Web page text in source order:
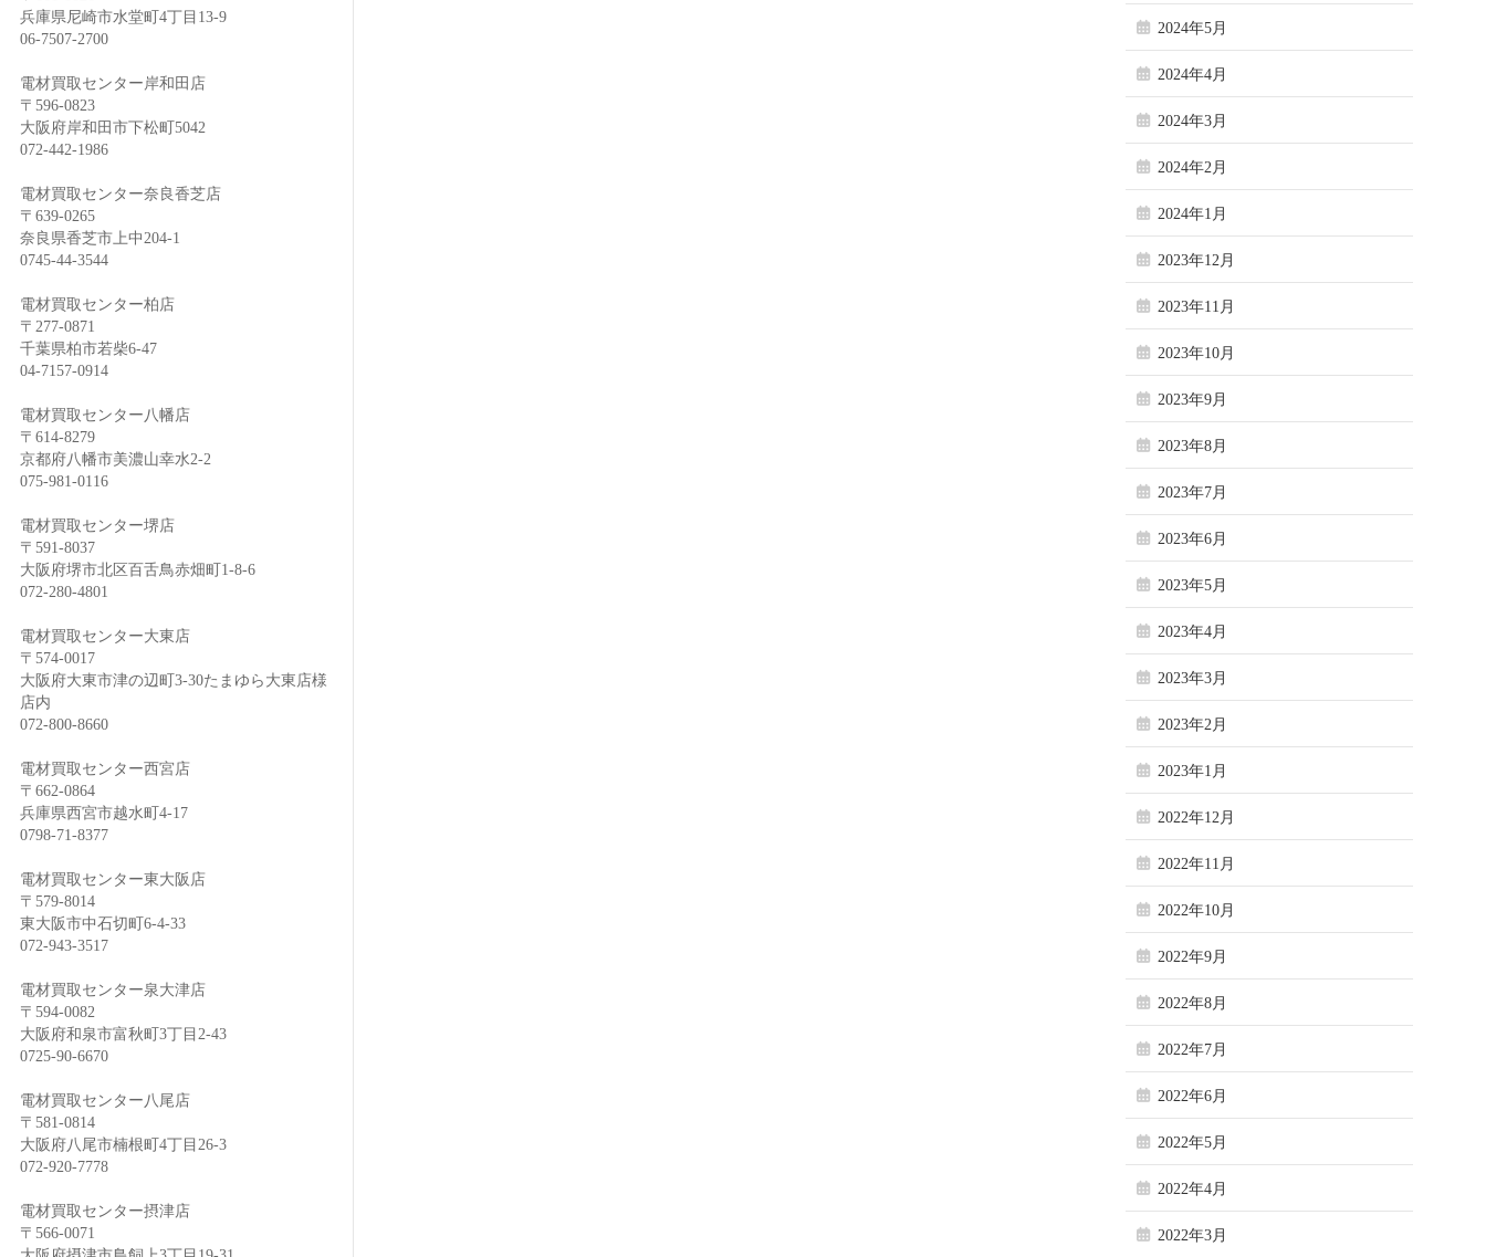
兵庫県尼崎市水堂町4丁目13-9
06-7507-2700
電材買取センター岸和田店
〒596-0823
大阪府岸和田市下松町5042
072-442-1986
電材買取センター奈良香芝店
〒639-0265
奈良県香芝市上中204-1
0745-44-3544
電材買取センター柏店
〒277-0871
千葉県柏市若柴6-47
04-7157-0914
電材買取センター八幡店
〒614-8279
京都府八幡市美濃山幸水2-2
075-981-0116
電材買取センター堺店
〒591-8037
大阪府堺市北区百舌鳥赤畑町1-8-6
072-280-4801
電材買取センター大東店
〒574-0017
大阪府大東市津の辺町3-30たまゆら大東店様
店内
072-800-8660
電材買取センター西宮店
〒662-0864
兵庫県西宮市越水町4-17
0798-71-8377
電材買取センター東大阪店
〒579-8014
東大阪市中石切町6-4-33
072-943-3517
電材買取センター泉大津店
〒594-0082
大阪府和泉市富秋町3丁目2-43
0725-90-6670
電材買取センター八尾店
〒581-0814
大阪府八尾市楠根町4丁目26-3
072-920-7778
電材買取センター摂津店
〒566-0071
2024年5月
2024年4月
2024年3月
2024年2月
2024年1月
2023年12月
2023年11月
2023年10月
2023年9月
2023年8月
2023年7月
2023年6月
2023年5月
2023年4月
2023年3月
2023年2月
2023年1月
2022年12月
2022年11月
2022年10月
2022年9月
2022年8月
2022年7月
2022年6月
2022年5月
2022年4月
2022年3月